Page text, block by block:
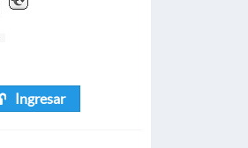
Ingresar